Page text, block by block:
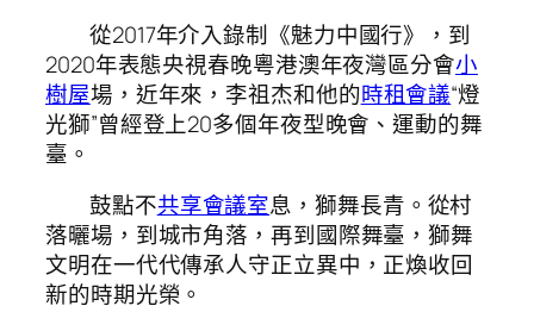
從2017年介入錄制《魅力中國行》，到
2020年表態央視春晚粵港澳年夜灣區分會小
樹屋場，近年來，李祖杰和他的時租會議“燈
光獅”曾經登上20多個年夜型晚會、運動的舞
臺。
鼓點不共享會議室息，獅舞長青。從村
落曬場，到城市角落，再到國際舞臺，獅舞
文明在一代代傳承人守正立異中，正煥收回
新的時期光榮。